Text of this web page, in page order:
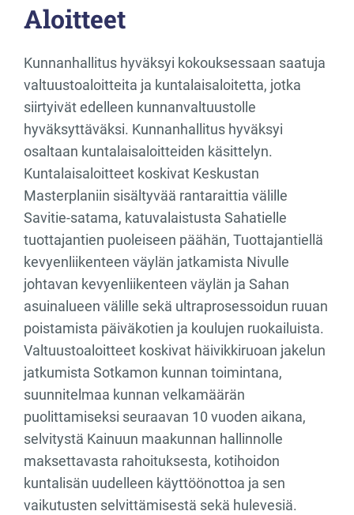
Aloitteet
Kunnanhallitus hyväksyi kokouksessaan saatuja
valtuustoaloitteita ja kuntalaisaloitetta, jotka
siirtyivät edelleen kunnanvaltuustolle
hyväksyttäväksi. Kunnanhallitus hyväksyi
osaltaan kuntalaisaloitteiden käsittelyn.
Kuntalaisaloitteet koskivat Keskustan
Masterplaniin sisältyvää rantaraittia välille
Savitie-satama, katuvalaistusta Sahatielle
tuottajantien puoleiseen päähän, Tuottajantiellä
kevyenliikenteen väylän jatkamista Nivulle
johtavan kevyenliikenteen väylän ja Sahan
asuinalueen välille sekä ultraprosessoidun ruuan
poistamista päiväkotien ja koulujen ruokailuista.
Valtuustoaloitteet koskivat häivikkiruoan jakelun
jatkumista Sotkamon kunnan toimintana,
suunnitelmaa kunnan velkamäärän
puolittamiseksi seuraavan 10 vuoden aikana,
selvitystä Kainuun maakunnan hallinnolle
maksettavasta rahoituksesta, kotihoidon
kuntalisän uudelleen käyttöönottoa ja sen
vaikutusten selvittämisestä sekä hulevesiä.